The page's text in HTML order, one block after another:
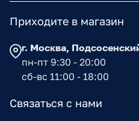
Приходите в магазин
г. Москва,
пн-пт 9:30 - 20:00
сб-вс 11:00 - 18:00
Связаться с нами